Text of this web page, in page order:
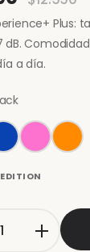
Plus:
dB.
a día.